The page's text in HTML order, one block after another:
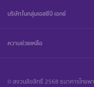
บริษัทในกลุ่มเอสซีบี เอกซ์
ความช่วยเหลือ
© สงวนลิขสิทธิ์ 2568 ธนาคารไทย